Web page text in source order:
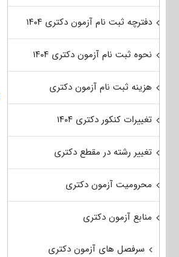
دفترچه ثبت نام آزمون دکتری ۱۴۰۴
نحوه ثبت نام آزمون دکتری ۱۴۰۴
هزینه ثبت نام آزمون دکتری
تغییرات کنکور دکتری ۱۴۰۴
تغییر رشته در مقطع دکتری
محرومیت آزمون دکتری
منابع آزمون دکتری
سرفصل های آزمون دکتری